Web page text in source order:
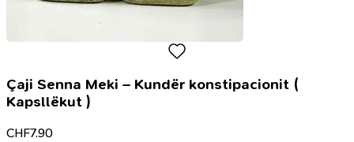
Çaji Senna Meki – Kundër konstipacionit (
Kapsllëkut )
CHF7.90